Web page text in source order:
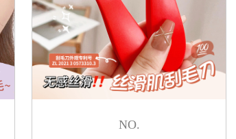
NO.